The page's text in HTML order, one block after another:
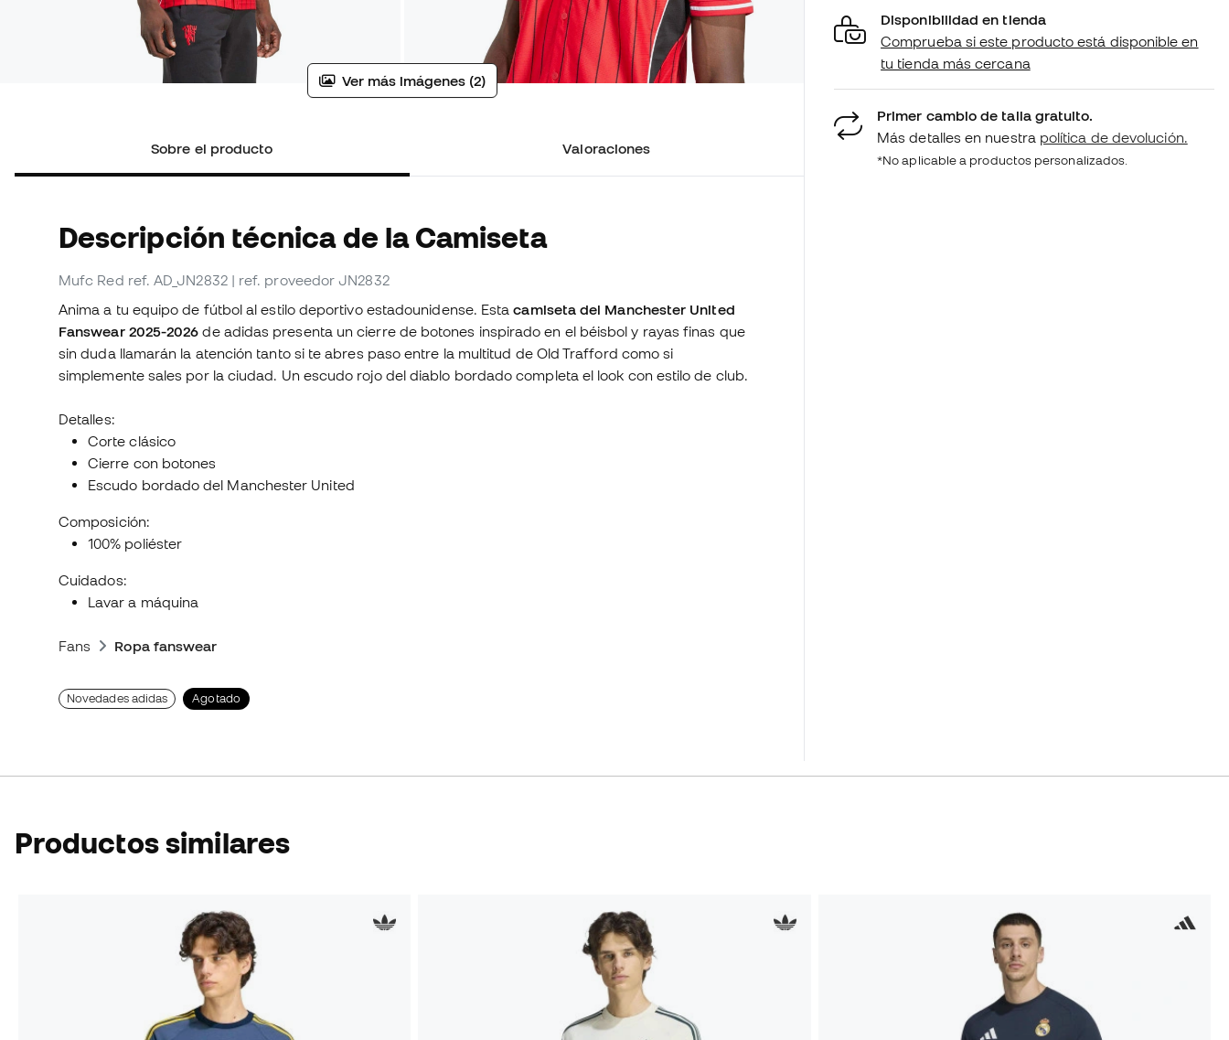
Ver más imágenes (2)
Sobre el producto Valoraciones
Descripción técnica de la Camiseta
Mufc Red ref. AD_JN2832 | ref. proveedor JN2832
Anima a tu equipo de fútbol al estilo deportivo estadounidense. Estacamiseta del Manchester United
Fanswear 2025-2026 de adidas presenta un cierre de botones inspirado en el béisbol y rayas finas que
sin duda llamarán la atención tanto si te abres paso entre la multitud de Old Trafford como si
simplemente sales por la ciudad. Un escudo rojo del diablo bordado completa el look con estilo de club.
Detalles:
Corte clásico
Cierre con botones
Escudo bordado del Manchester United
Composición:
100% poliéster
Cuidados:
Lavar a máquina
Fans Ropa fanswear
Novedades adidas Agotado
Disponibilidad en tienda
Comprueba si este producto está disponible en
tu tienda más cercana
Primer cambio de talla gratuito.
Más detalles en nuestra política de devolución.
*No aplicable a productos personalizados.
Productos similares